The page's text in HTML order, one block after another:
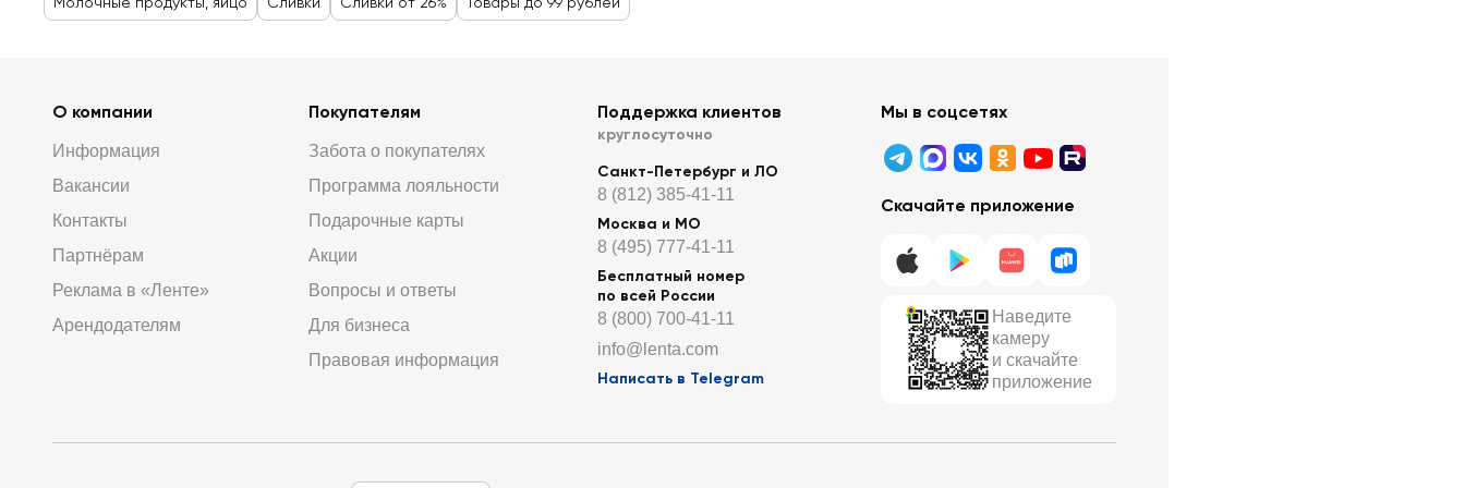
О компании
Информация
Вакансии
Контакты
Партнёрам
Реклама в «Ленте»
Арендодателям
Покупателям
Забота о покупателях
Программа лояльности
Подарочные карты
Акции
Вопросы и ответы
Для бизнеса
Правовая информация
Поддержка клиентов
круглосуточно
Санкт-Петербург и ЛО
8 (812) 385-41-11
Москва и МО
8 (495) 777-41-11
Бесплатный номер
по всей России
8 (800) 700-41-11
info@lenta.com
Написать в Telegram
Мы в соцсетях
Скачайте приложение
Наведите
камеру
и скачайте
приложение